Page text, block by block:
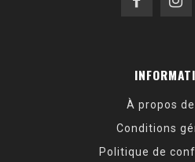
À propos
Conditions
Politique de